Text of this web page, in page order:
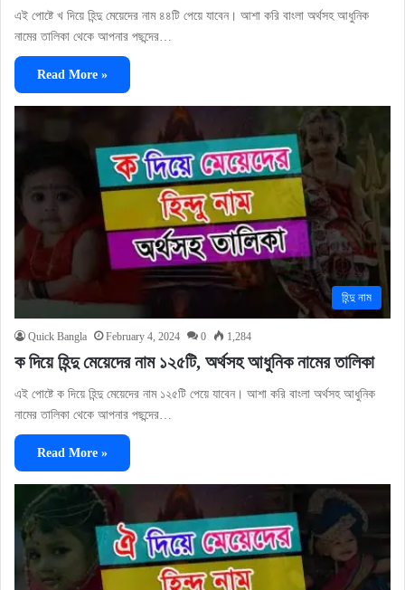
এই পোষ্টে খ দিয়ে হিন্দু মেয়েদের নাম ৪৪টি পেয়ে যাবেন। আশা করি বাংলা অর্থসহ আধুনিক
নামের তালিকা থেকে আপনার পছন্দের…
Read More »
হিন্দু নাম
Quick Bangla February 4, 2024 0 1,284
ক দিয়ে হিন্দু মেয়েদের নাম ১২৫টি, অর্থসহ আধুনিক নামের তালিকা
এই পোষ্টে ক দিয়ে হিন্দু মেয়েদের নাম ১২৫টি পেয়ে যাবেন। আশা করি বাংলা অর্থসহ আধুনিক
নামের তালিকা থেকে আপনার পছন্দের…
Read More »